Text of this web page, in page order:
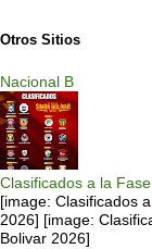
Otros Sitios
Nacional B
Clasificados a la
[image: Clasificados
2026] [image:
Bolivar 2026]